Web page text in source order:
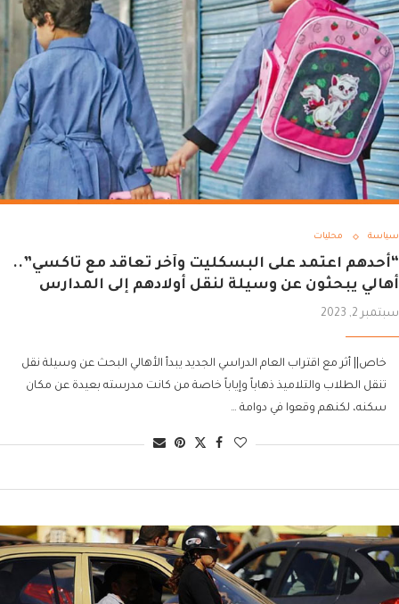
سياسة محليات
“أحدهم اعتمد على البسكليت وآخر تعاقد مع تاكسي”..
أهالي يبحثون عن وسيلة لنقل أولادهم إلى المدارس
سبتمبر 2, 2023
خاص|| أثر مع اقتراب العام الدراسي الجديد يبدأ الأهالي البحث عن وسيلة نقل
تنقل الطلاب والتلاميذ ذهاباً وإياباً خاصة من كانت مدرسته بعيدة عن مكان
سكنه، لكنهم وقعوا في دوامة …